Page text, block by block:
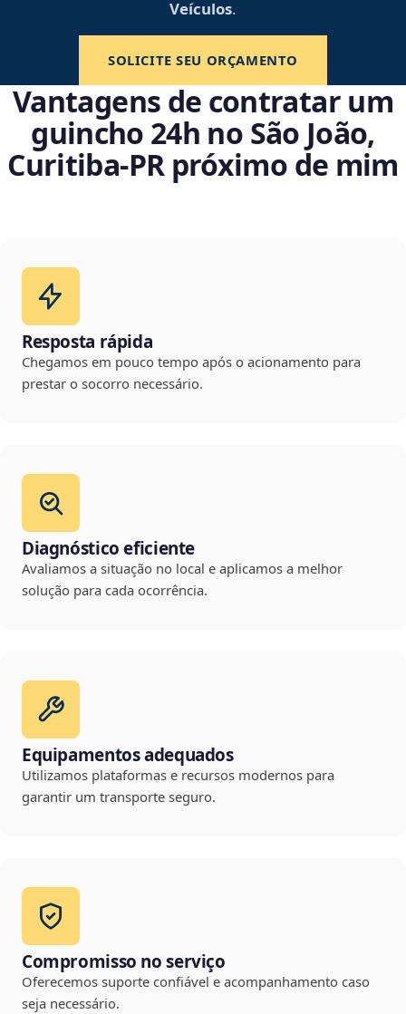
Veículos.
SOLICITE SEU ORÇAMENTO
Vantagens de contratar um
guincho 24h no São João,
Curitiba‑PR próximo de mim
Resposta rápida
Chegamos em pouco tempo após o acionamento para
prestar o socorro necessário.
Diagnóstico eficiente
Avaliamos a situação no local e aplicamos a melhor
solução para cada ocorrência.
Equipamentos adequados
Utilizamos plataformas e recursos modernos para
garantir um transporte seguro.
Compromisso no serviço
Oferecemos suporte confiável e acompanhamento caso
seja necessário.